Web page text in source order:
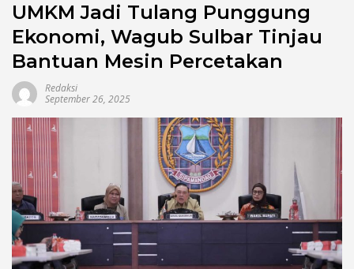
UMKM Jadi Tulang Punggung
Ekonomi, Wagub Sulbar Tinjau
Bantuan Mesin Percetakan
Redaksi
September 26, 2025